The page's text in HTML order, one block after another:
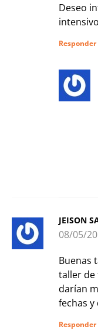
Deseo
Responder
JEISON
08/05/
Buenas
taller de
darían
fechas y
Responder